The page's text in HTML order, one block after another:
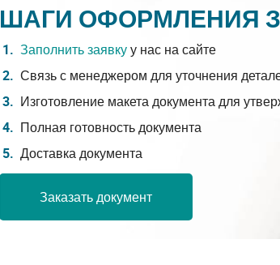
ШАГИ ОФОРМЛЕНИЯ
Заполнить заявкуу нас на сайте
Связь с менеджером для уточнения
Изготовление макета документа для
Полная готовность документа
Доставка документа
Заказать документ